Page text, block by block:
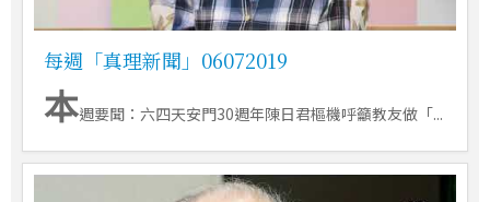
每週「真理新聞」06072019
本週要聞：六四天安門30週年陳日君樞機呼籲教友做「...